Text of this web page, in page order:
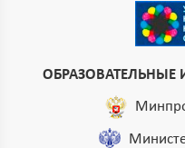
ОБРАЗОВАТЕЛЬНЫЕ